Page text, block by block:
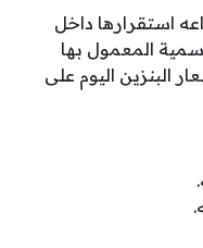
استقرارها داخل
المعمول بها
البنزين اليوم على